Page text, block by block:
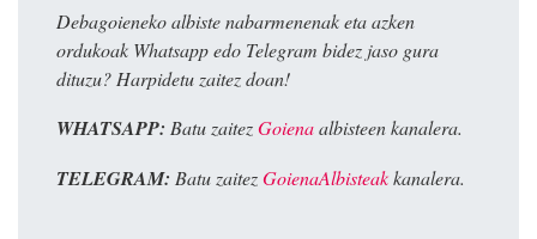
Debagoieneko albiste nabarmenenak eta azken
ordukoak Whatsapp edo Telegram bidez jaso gura
dituzu? Harpidetu zaitez doan!
WHATSAPP: Batu zaitezGoienaalbisteen kanalera.
TELEGRAM: Batu zaitezGoienaAlbisteakkanalera.